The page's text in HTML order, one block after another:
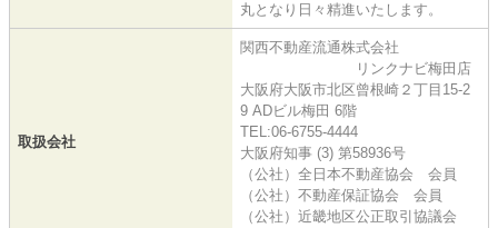
丸となり日々精進いたします。
取扱会社
関西不動産流通株式会社
リンクナビ梅田店
大阪府大阪市北区曾根崎２丁目15-2
9 ADビル梅田 6階
TEL:06-6755-4444
大阪府知事 (3) 第58936号
（公社）全日本不動産協会 会員
（公社）不動産保証協会 会員
（公社）近畿地区公正取引協議会